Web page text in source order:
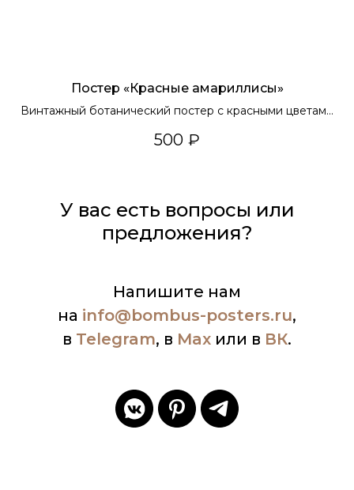
Постер «Красные амариллисы»
Винтажный ботанический постер с красными цветами
500 ₽
У вас есть вопросы или
предложения?
Напишите нам
на info@bombus-posters.ru,
в Telegram, в Max или в ВК.